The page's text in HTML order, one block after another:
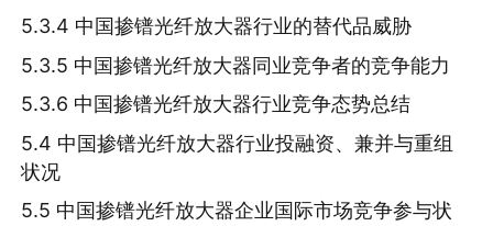
5.3.4 中国掺镨光纤放大器行业的替代品威胁
5.3.5 中国掺镨光纤放大器同业竞争者的竞争能力
5.3.6 中国掺镨光纤放大器行业竞争态势总结
5.4 中国掺镨光纤放大器行业投融资、兼并与重组
状况
5.5 中国掺镨光纤放大器企业国际市场竞争参与状